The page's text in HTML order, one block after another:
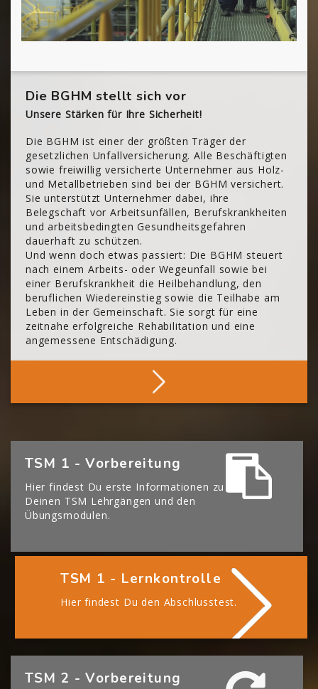
Die BGHM stellt sich vor
Unsere Stärken für Ihre Sicherheit!
Die BGHM ist einer der größten Träger der
gesetzlichen Unfallversicherung. Alle Beschäftigten
sowie freiwillig versicherte Unternehmer aus Holz-
und Metallbetrieben sind bei der BGHM versichert.
Sie unterstützt Unternehmer dabei, ihre
Belegschaft vor Arbeitsunfällen, Berufskrankheiten
und arbeitsbedingten Gesundheitsgefahren
dauerhaft zu schützen.
Und wenn doch etwas passiert: Die BGHM steuert
nach einem Arbeits- oder Wegeunfall sowie bei
einer Berufskrankheit die Heilbehandlung, den
beruflichen Wiedereinstieg sowie die Teilhabe am
Leben in der Gemeinschaft. Sie sorgt für eine
zeitnahe erfolgreiche Rehabilitation und eine
angemessene Entschädigung.
Mehr Über Die BGHM
[Cocoon] Boxes überspringen
TSM 1 - Vorbereitung
Hier findest Du erste Informationen zu
Deinen TSM Lehrgängen und den
Übungsmodulen.
TSM 1 - Lernkontrolle
Hier findest Du den Abschlusstest.
[Cocoon] Boxes überspringen
TSM 2 - Vorbereitung